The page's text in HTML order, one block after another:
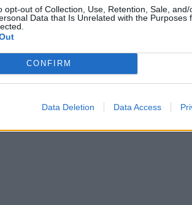
opt-out of Collection, Use, Retention, Sale, and/
Data that Is Unrelated with the Purposes
CONFIRM
Data Deletion Data Access
darbo vietų ir pasirengimo
taip pat dalyvavo Europos
ir Europos universitetų aljansų